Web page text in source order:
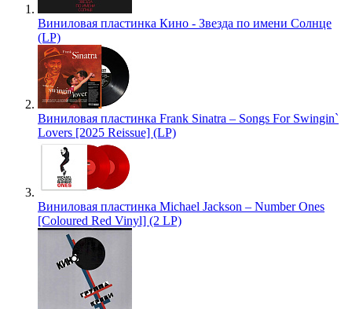
Виниловая пластинка Кино - Звезда по имени Солнце
(LP)
Виниловая пластинка Frank Sinatra – Songs For Swingin`
Lovers [2025 Reissue] (LP)
Виниловая пластинка Michael Jackson – Number Ones
[Coloured Red Vinyl] (2 LP)